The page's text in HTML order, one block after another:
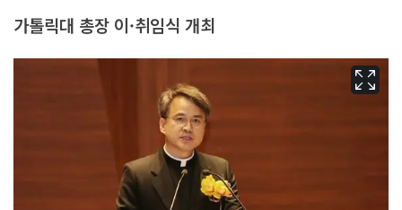
가톨릭대 총장 이·취임식 개최